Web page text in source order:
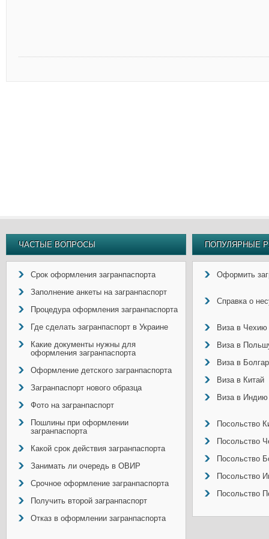
ЧАСТЫЕ ВОПРОСЫ
Срок оформления загранпаспорта
Заполнение анкеты на загранпаспорт
Процедура оформления загранпаспорта
Где сделать загранпаспорт в Украине
Какие документы нужны для
оформления загранпаспорта
Оформление детского загранпаспорта
Загранпаспорт нового образца
Фото на загранпаспорт
Пошлины при оформлении
загранпаспорта
Какой срок действия загранпаспорта
Занимать ли очередь в ОВИР
Срочное оформление загранпаспорта
Получить второй загранпаспорт
Отказ в оформлении загранпаспорта
ПОПУЛЯРНЫЕ
Оформить
Справка о
Виза в Чехию
Виза в
Виза в
Виза в Китай
Виза в Индию
Посольство
Посольство
Посольство
Посольство
Посольство